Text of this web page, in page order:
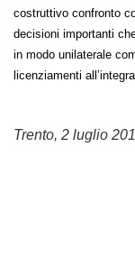
costruttivo confronto
decisioni importanti
in modo unilaterale
licenziamenti
Trento, 2 luglio